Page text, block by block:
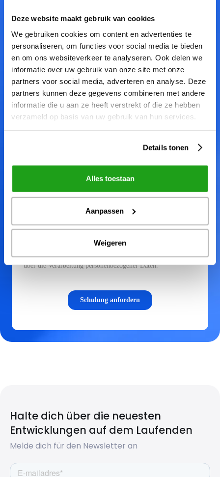
Deze website maakt gebruik van cookies
We gebruiken cookies om content en advertenties te
personaliseren, om functies voor social media te bieden
en om ons websiteverkeer te analyseren. Ook delen we
informatie over uw gebruik van onze site met onze
partners voor social media, adverteren en analyse. Deze
partners kunnen deze gegevens combineren met andere
informatie die u aan ze heeft verstrekt of die ze hebben
verzameld op basis van uw gebruik van hun services.
Details tonen
Alles toestaan
Aanpassen
Weigeren
Halte dich über die neuesten
Entwicklungen auf dem Laufenden
Melde dich für den Newsletter an